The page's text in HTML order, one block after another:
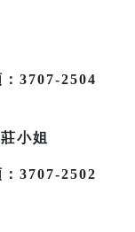
3707-2504
小姐
3707-2502